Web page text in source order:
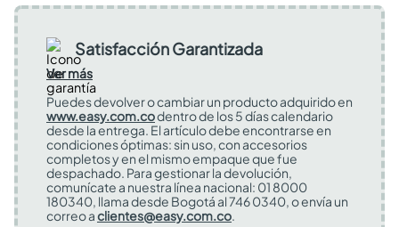
Satisfacción Garantizada
Ver más
Puedes devolver o cambiar un producto adquirido en
www.easy.com.codentro de los 5 días calendario
desde la entrega. El artículo debe encontrarse en
condiciones óptimas: sin uso, con accesorios
completos y en el mismo empaque que fue
despachado. Para gestionar la devolución,
comunícate a nuestra línea nacional: 01 8000
180340, llama desde Bogotá al 746 0340, o envía un
correo aclientes@easy.com.co.